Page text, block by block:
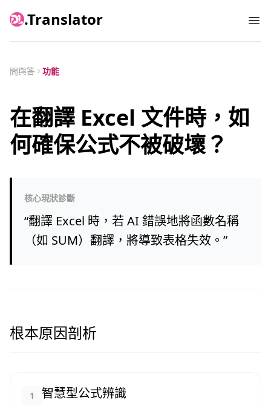
.Translator
問與答 功能
在翻譯 Excel 文件時，如
何確保公式不被破壞？
核心現狀診斷
“翻譯 Excel 時，若 AI 錯誤地將函數名稱
（如 SUM）翻譯，將導致表格失效。 ”
根本原因剖析
1 智慧型公式辨識